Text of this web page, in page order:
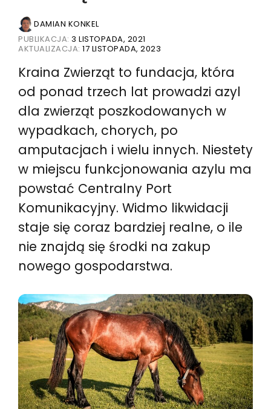
DAMIAN KONKEL
PUBLIKACJA: 3 LISTOPADA, 2021
AKTUALIZACJA: 17 LISTOPADA, 2023
Kraina Zwierząt to fundacja, która
od ponad trzech lat prowadzi azyl
dla zwierząt poszkodowanych w
wypadkach, chorych, po
amputacjach i wielu innych. Niestety
w miejscu funkcjonowania azylu ma
powstać Centralny Port
Komunikacyjny. Widmo likwidacji
staje się coraz bardziej realne, o ile
nie znajdą się środki na zakup
nowego gospodarstwa.